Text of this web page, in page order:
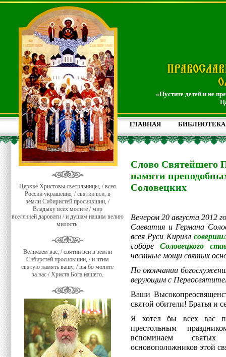
«Пустите детей и не
ГЛАВНАЯ БИБЛИОТЕКА
Церкве Христовы светильницы, / всея
России украшение, / святии вси, в
земли Сибиристей просиявшии, /
Владыку всех молите / мир
вселенней даровати / и душам нашим велию
милость.
Величаем вас, / святии вси в земли
Сибирстей просиявшии, / и чтим
святую память вашу, / вы бо молите
за нас / Христа Бога нашего.
Слово Святейшего
памяти
Соловецких
Вечером 20 августа 2012
Савватия и Германа
всея Руси Кирилл
соборе Соловецкого
честные мощи святых
По окончании
верующим с
Ваши
святой обители! Братья и
Я хотел бы всех вас
престольным
вспоминаем
основоположников этой